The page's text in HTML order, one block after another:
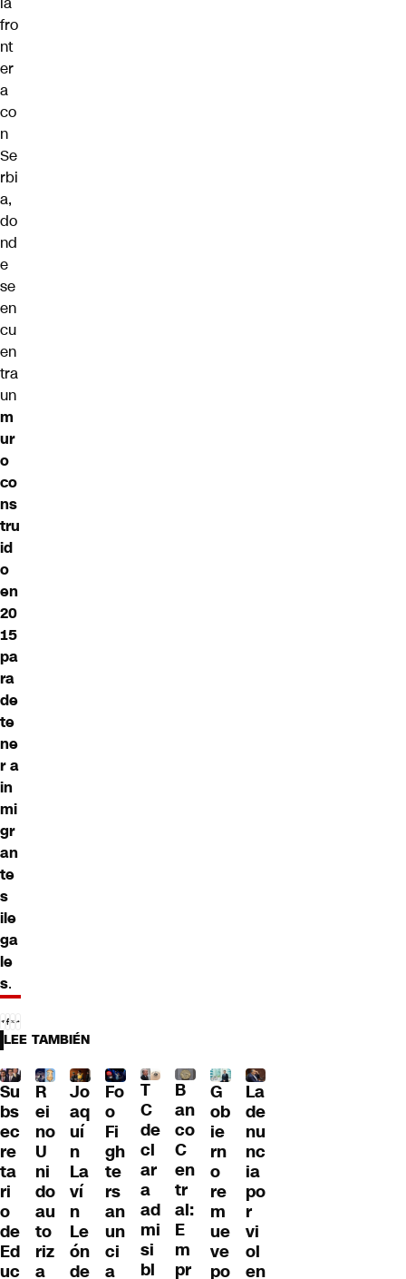
fro
nt
er
a
co
n
Se
rbi
a,
do
nd
e
se
en
cu
en
tra
un
m
ur
o
co
ns
tru
id
o
en
20
15
pa
ra
de
te
ne
r a
in
mi
gr
an
te
s
ile
ga
le
s.
LEE TAMBIÉN
Su
bs
ec
re
ta
ri
o
de
Ed
uc
R
ei
no
U
ni
do
au
to
riz
a
Jo
aq
uí
n
La
ví
n
Le
ón
de
Fo
o
Fi
gh
te
rs
an
un
ci
a
T
C
de
cl
ar
a
ad
mi
si
bl
B
an
co
C
en
tr
al:
E
m
pr
G
ob
ie
rn
o
re
m
ue
ve
po
La
de
nu
nc
ia
po
r
vi
ol
en